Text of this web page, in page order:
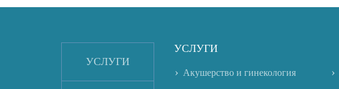
УСЛУГИ
УСЛУГИ
Акушерство и гинекология